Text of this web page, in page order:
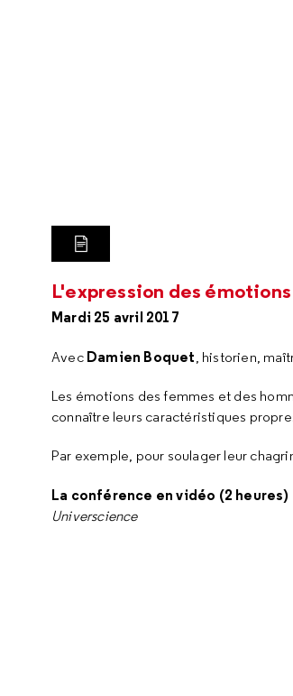
LIRE LA TRANSCRIPTION
L'expression des
Mardi 25 avril 2017
Avec Damien Boquet, historien,
Les émotions des femmes et des
connaître leurs caractéristiques
Par exemple, pour soulager leur
La conférence en vidéo (2 heures)
Universcience